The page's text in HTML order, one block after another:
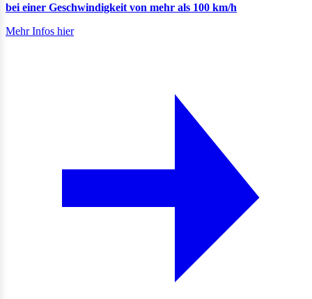
bei einer Geschwindigkeit von mehr als 100 km/h
Mehr Infos hier